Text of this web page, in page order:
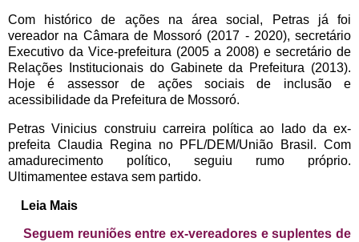
Com histórico de ações na área social, Petras já foi
vereador na Câmara de Mossoró (2017 - 2020), secretário
Executivo da Vice-prefeitura (2005 a 2008) e secretário de
Relações Institucionais do Gabinete da Prefeitura (2013).
Hoje é assessor de ações sociais de inclusão e
acessibilidade da Prefeitura de Mossoró.
Petras Vinicius construiu carreira política ao lado da ex-
prefeita Claudia Regina no PFL/DEM/União Brasil. Com
amadurecimento político, seguiu rumo próprio.
Ultimamentee estava sem partido.
Leia Mais
Seguem reuniões entre ex-vereadores e suplentes de